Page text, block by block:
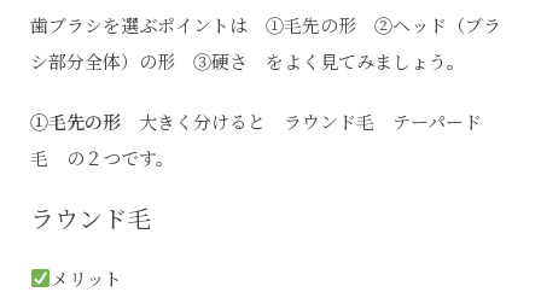
歯ブラシを選ぶポイントは ①毛先の形 ②ヘッド（ブラ
シ部分全体）の形 ③硬さ をよく見てみましょう。
①毛先の形 大きく分けると ラウンド毛 テーパード
毛 の２つです。
ラウンド毛
メリット